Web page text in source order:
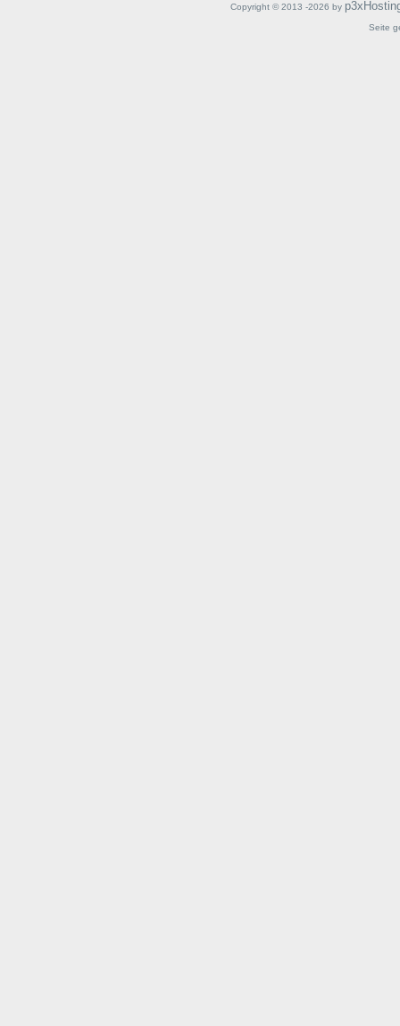
Copyright © 2013 -2026 by
Seite